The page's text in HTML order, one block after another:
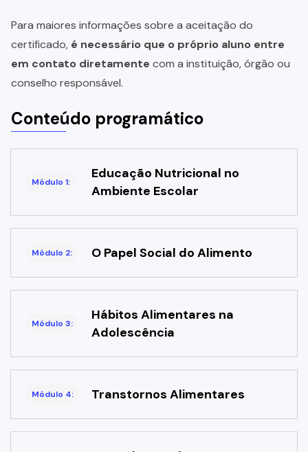
Para maiores informações sobre a aceitação do
certificado, é necessário que o próprio aluno entre
em contato diretamente com a instituição, órgão ou
conselho responsável.
Conteúdo programático
Módulo 1:
Educação Nutricional no
Ambiente Escolar
Módulo 2: O Papel Social do Alimento
Módulo 3:
Hábitos Alimentares na
Adolescência
Módulo 4: Transtornos Alimentares